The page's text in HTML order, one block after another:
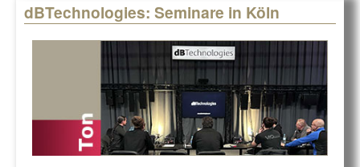
dBTechnologies: Seminare in Köln